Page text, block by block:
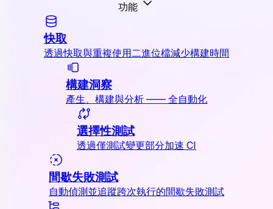
功能
快取
透過快取與重複使用二進位檔減少構建時間
構建洞察
產生、構建與分析 —— 全自動化
選擇性測試
透過僅測試變更部分加速 CI
間歇失敗測試
自動偵測並追蹤跨次執行的間歇失敗測試